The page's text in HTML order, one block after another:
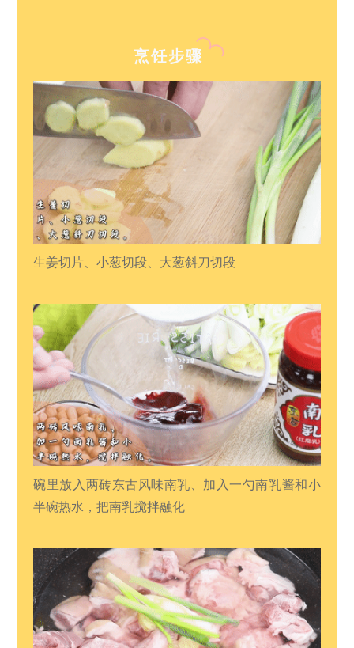
烹饪步骤
生姜切片、小葱切段、大葱斜刀切段
碗里放入两砖东古风味南乳、加入一勺南乳酱和小
半碗热水，把南乳搅拌融化